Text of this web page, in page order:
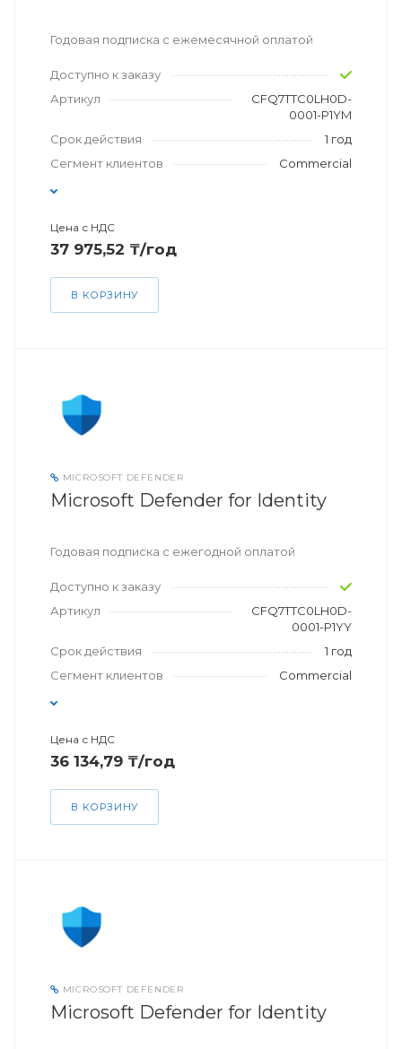
Годовая подписка с ежемесячной оплатой
Доступно к заказу
Артикул
CFQ7TTC0LH0D-
0001-P1YM
Срок действия
1 год
Сегмент клиентов
Commercial
Цена с НДС
37 975,52 ₸/год
В КОРЗИНУ
MICROSOFT DEFENDER
Microsoft Defender for Identity
Годовая подписка с ежегодной оплатой
Доступно к заказу
Артикул
CFQ7TTC0LH0D-
0001-P1YY
Срок действия
1 год
Сегмент клиентов
Commercial
Цена с НДС
36 134,79 ₸/год
В КОРЗИНУ
MICROSOFT DEFENDER
Microsoft Defender for Identity